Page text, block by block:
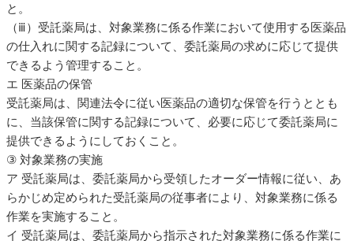
と。
（ⅲ）受託薬局は、対象業務に係る作業において使用する医薬品
の仕入れに関する記録について、委託薬局の求めに応じて提供
できるよう管理すること。
エ 医薬品の保管
受託薬局は、関連法令に従い医薬品の適切な保管を行うととも
に、当該保管に関する記録について、必要に応じて委託薬局に
提供できるようにしておくこと。
③ 対象業務の実施
ア 受託薬局は、委託薬局から受領したオーダー情報に従い、あ
らかじめ定められた受託薬局の従事者により、対象業務に係る
作業を実施すること。
イ 受託薬局は、委託薬局から指示された対象業務に係る作業に